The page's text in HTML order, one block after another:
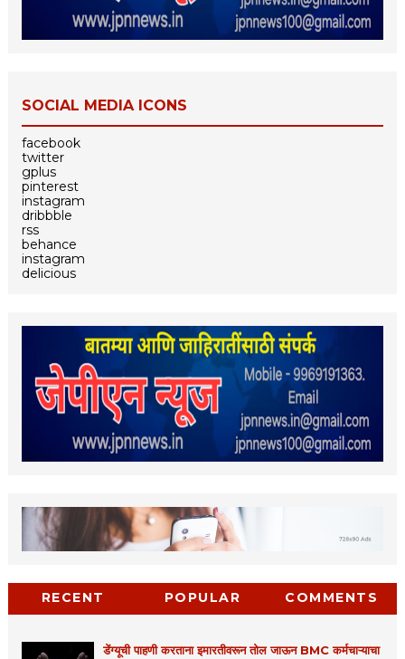
SOCIAL MEDIA ICONS
facebook
twitter
gplus
pinterest
instagram
dribbble
rss
behance
instagram
delicious
RECENT POPULAR COMMENTS
डेंग्यूची पाहणी करताना इमारतीवरून तोल जाऊन BMC कर्मचाऱ्याचा